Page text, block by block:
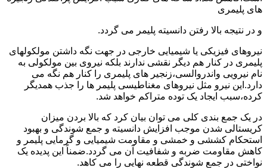
های پلیمری
و در نتیجه بالا رفتن دانسیته پلیمر می گردد.
نیروهای فیزیکی یا شیمیایی خارجی در جهت نگه داشتن مولکولهای
پلیمری در کنار هم دیگر نقشی ندارند بلکه نیروی بین مولکولی به
نام نیرویی واندروالسی،زنجیر های پلیمری را کنار هم نگه می
دارد.این نیرو مثل نیروهای مغناطیسی پلیمر ها را جذب همدیگر
کرده،سبب ایجاد یک توده متراکم خواهد شد.
در یک جمع بندی کلی می توان بیان کرد که بالا بردن میزان
کریستالی شدن موجب افزایش دانسیته و جمع شوندگی و بهبود
استحکام کششی و خمشی و مقاومت شیمیایی و گرمایی پلیمر و
کاهش مقاومت ضربه و شفافیت آن می گردد.ضمناً این پدیده یک
نواختی در جمع شوندگی قطعه نهایی را می کاهد.